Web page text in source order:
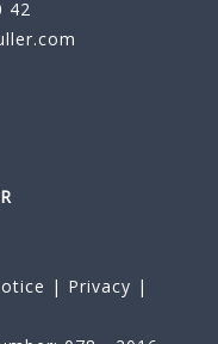
42
| Privacy |